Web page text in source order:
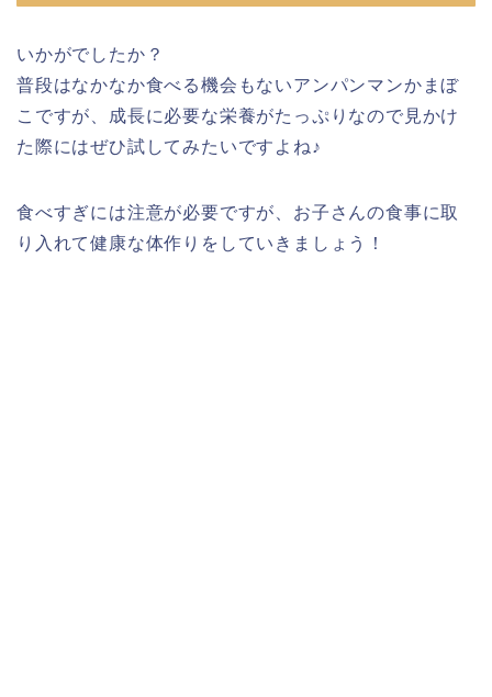
いかがでしたか？
普段はなかなか食べる機会もないアンパンマンかまぼ
こですが、成長に必要な栄養がたっぷりなので見かけ
た際にはぜひ試してみたいですよね♪
食べすぎには注意が必要ですが、お子さんの食事に取
り入れて健康な体作りをしていきましょう！